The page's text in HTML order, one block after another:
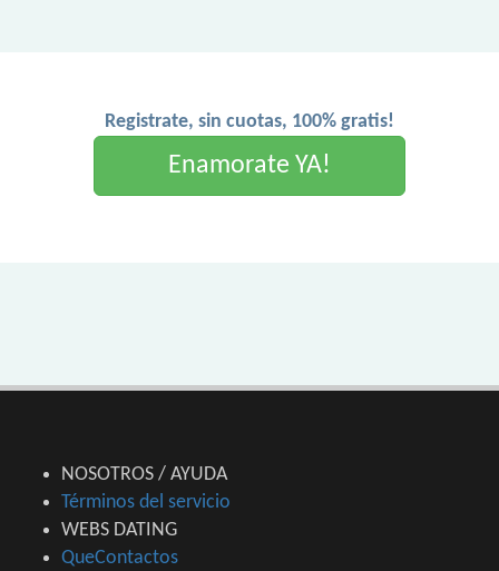
Registrate, sin cuotas, 100% gratis!
Enamorate YA!
NOSOTROS / AYUDA
Términos del servicio
WEBS DATING
QueContactos